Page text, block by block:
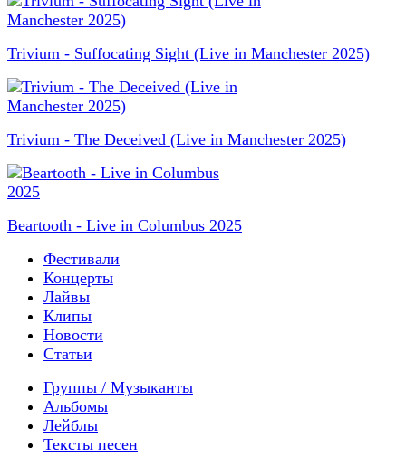
Trivium - Suffocating Sight (Live in Manchester 2025)
Trivium - The Deceived (Live in Manchester 2025)
Beartooth - Live in Columbus 2025
Фестивали
Концерты
Лайвы
Клипы
Новости
Статьи
Группы / Музыканты
Альбомы
Лейблы
Тексты песен